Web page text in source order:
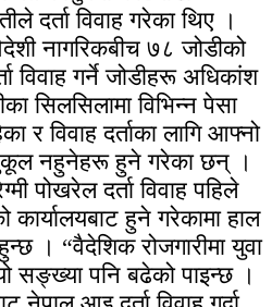
दर्ता विवाह गरेका थिए ।
नागरिकबीच ७८ जोडीको
विवाह गर्ने जोडीहरू अधिकांश
सिलसिलामा विभिन्न पेसा
र विवाह दर्ताका लागि आफ्नो
नहुनेहरू हुने गरेका छन् ।
पोखरेल दर्ता विवाह पहिले
कार्यालयबाट हुने गरेकामा हाल
। “वैदेशिक रोजगारीमा युवा
सङ्ख्या पनि बढेको पाइन्छ ।